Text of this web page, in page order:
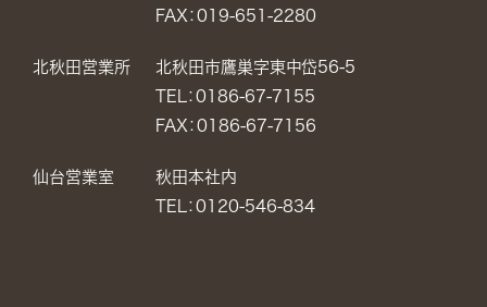
FAX：019-651-2280
北秋田営業所
北秋田市鷹巣字東中岱56-5
TEL：0186-67-7155
FAX：0186-67-7156
仙台営業室
秋田本社内
TEL：0120-546-834